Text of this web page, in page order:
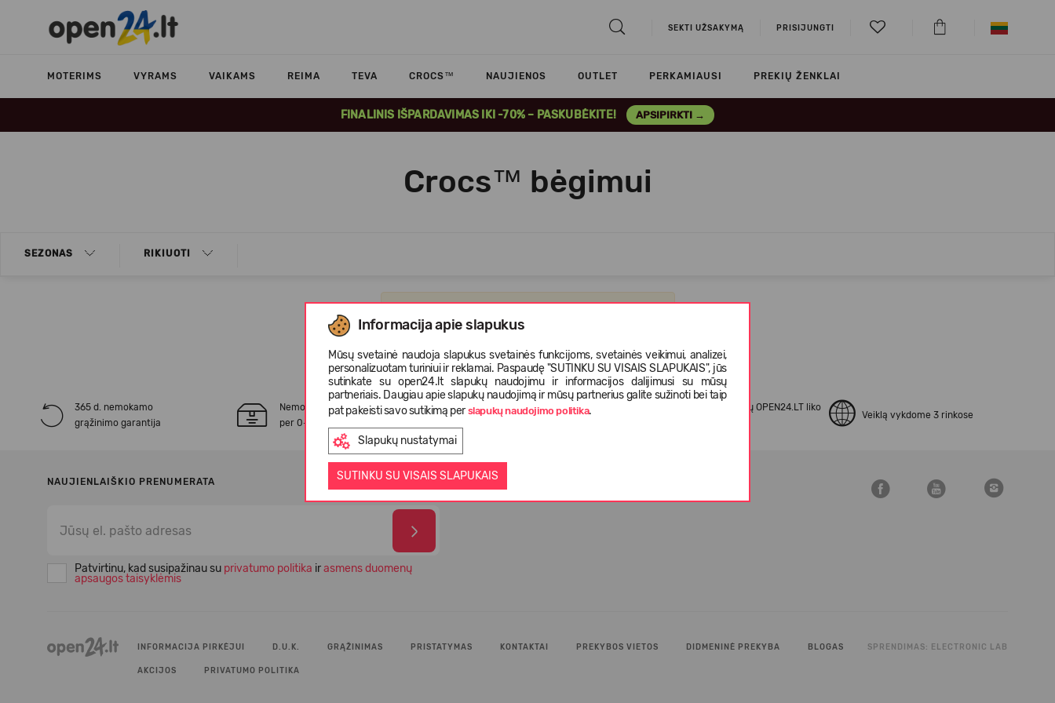
SEKTI UŽSAKYMĄ PRISIJUNGTI
MOTERIMS VYRAMS VAIKAMS REIMA TEVA CROCS™ NAUJIENOS OUTLET PERKAMIAUSI PREKIŲ ŽENKLAI
FINALINIS IŠPARDAVIMAS IKI -70% – PASKUBĖKITE! APSIPIRKTI →
Informacija apie slapukus
Mūsų svetainė naudoja slapukus svetainės funkcijoms, svetainės veikimui, analizei,
personalizuotam turiniui ir reklamai. Paspaudę "SUTINKU SU VISAIS SLAPUKAIS", jūs
sutinkate su open24.lt slapukų naudojimu ir informacijos dalijimusi su mūsų
partneriais. Daugiau apie slapukų naudojimą ir mūsų partnerius galite sužinoti bei taip
pat pakeisti savo sutikimą per slapukų naudojimo politika.
Slapukų nustatymai
SUTINKU SU VISAIS SLAPUKAIS
Crocs™ bėgimui
SEZONAS RIKIUOTI
365 d. nemokamo
grąžinimo garantija
Nemokamas* pristatymas
per 0-3 darbo dienas
Pasirinkimas iš daugiau kaip 5 000
Tiek apsipirkusių OPEN24.LT liko
Veiklą vykdome 3 rinkose
NAUJIENLAIŠKIO PRENUMERATA
Patvirtinu, kad susipažinau su privatumo politika irasmens duomenų
apsaugos taisyklėmis
INFORMACIJA PIRKĖJUI D.U.K. GRĄŽINIMAS PRISTATYMAS KONTAKTAI PREKYBOS VIETOS DIDMENINĖ PREKYBA BLOGAS
AKCIJOS PRIVATUMO POLITIKA
SPRENDIMAS: ELECTRONIC LAB